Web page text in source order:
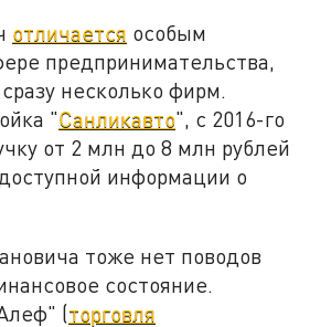
отличается особым
предпринимательства,
несколько фирм.
"Санликавто", с 2016-го
от 2 млн до 8 млн рублей
информации о
тоже нет поводов
состояние.
(торговля